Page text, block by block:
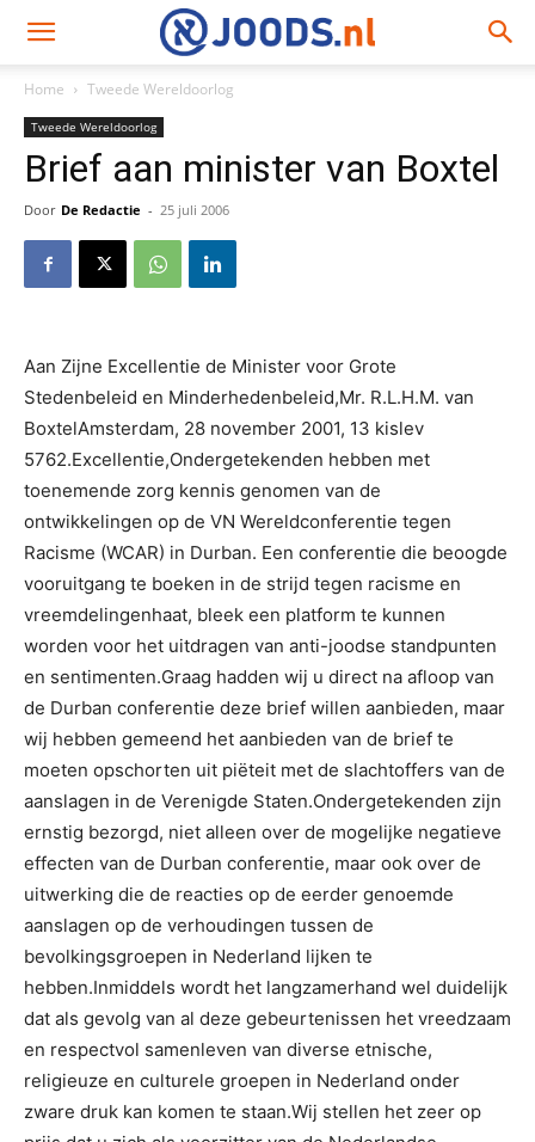
Home Tweede Wereldoorlog
Tweede Wereldoorlog
Brief aan minister van Boxtel
Door De Redactie - 25 juli 2006
Aan Zijne Excellentie de Minister voor Grote
Stedenbeleid en Minderhedenbeleid,Mr. R.L.H.M. van
BoxtelAmsterdam, 28 november 2001, 13 kislev
5762.Excellentie,Ondergetekenden hebben met
toenemende zorg kennis genomen van de
ontwikkelingen op de VN Wereldconferentie tegen
Racisme (WCAR) in Durban. Een conferentie die beoogde
vooruitgang te boeken in de strijd tegen racisme en
vreemdelingenhaat, bleek een platform te kunnen
worden voor het uitdragen van anti-joodse standpunten
en sentimenten.Graag hadden wij u direct na afloop van
de Durban conferentie deze brief willen aanbieden, maar
wij hebben gemeend het aanbieden van de brief te
moeten opschorten uit piëteit met de slachtoffers van de
aanslagen in de Verenigde Staten.Ondergetekenden zijn
ernstig bezorgd, niet alleen over de mogelijke negatieve
effecten van de Durban conferentie, maar ook over de
uitwerking die de reacties op de eerder genoemde
aanslagen op de verhoudingen tussen de
bevolkingsgroepen in Nederland lijken te
hebben.Inmiddels wordt het langzamerhand wel duidelijk
dat als gevolg van al deze gebeurtenissen het vreedzaam
en respectvol samenleven van diverse etnische,
religieuze en culturele groepen in Nederland onder
zware druk kan komen te staan.Wij stellen het zeer op